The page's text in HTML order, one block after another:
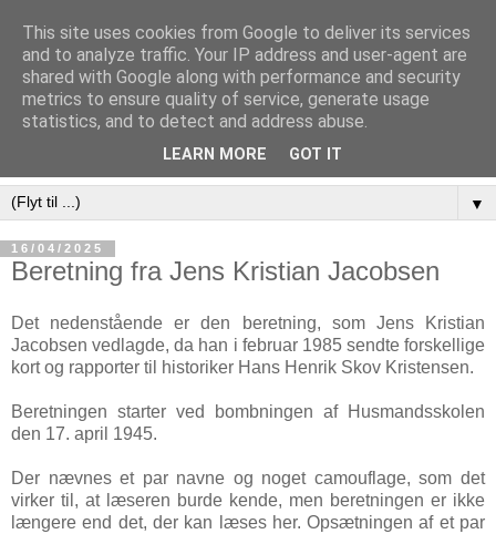
▼
16/04/2025
Beretning fra Jens Kristian Jacobsen
Det nedenstående er den beretning, som Jens Kristian
Jacobsen vedlagde, da han i februar 1985 sendte forskellige
kort og rapporter til historiker Hans Henrik Skov Kristensen.
Beretningen starter ved bombningen af Husmandsskolen
den 17. april 1945.
Der nævnes et par navne og noget camouflage, som det
virker til, at læseren burde kende, men beretningen er ikke
længere end det, der kan læses her. Opsætningen af et par
This site uses cookies from Google to deliver its services
and to analyze traffic. Your IP address and user-agent are
shared with Google along with performance and security
metrics to ensure quality of service, generate usage
statistics, and to detect and address abuse.
LEARN MORE GOT IT